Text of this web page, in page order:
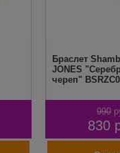
Браслет
JONES
череп"
990
830